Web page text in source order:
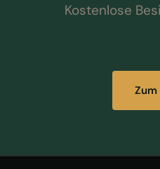
Kostenlose